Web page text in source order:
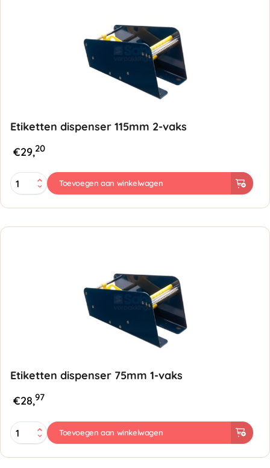
Etiketten dispenser 115mm 2-vaks
€29,20
Etiketten
dispenser
vaks
Toevoegen aan winkelwagen
Etiketten dispenser 75mm 1-vaks
€28,97
Etiketten
dispenser
1-
Toevoegen aan winkelwagen